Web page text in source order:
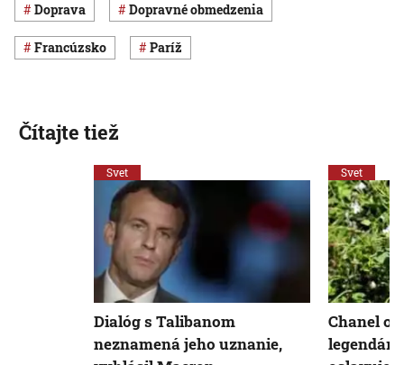
Doprava dopravné obmedzenia
Francúzsko Paríž
Čítajte tiež
Svet
Dialóg s Talibanom
neznamená jeho uznanie,
Svet
Chanel